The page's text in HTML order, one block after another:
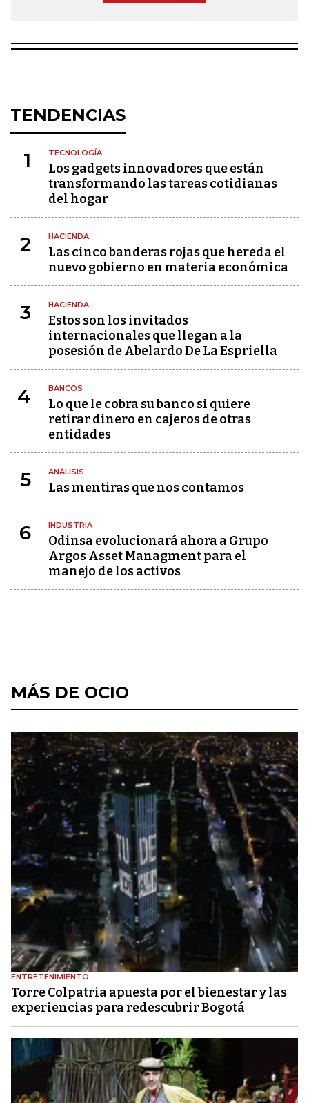
TENDENCIAS
1 TECNOLOGÍA
Los gadgets innovadores que están
transformando las tareas cotidianas
del hogar
2 HACIENDA
Las cinco banderas rojas que hereda el
nuevo gobierno en materia económica
3 HACIENDA
Estos son los invitados
internacionales que llegan a la
posesión de Abelardo De La Espriella
4 BANCOS
Lo que le cobra su banco si quiere
retirar dinero en cajeros de otras
entidades
5 ANÁLISIS
Las mentiras que nos contamos
6 INDUSTRIA
Odinsa evolucionará ahora a Grupo
Argos Asset Managment para el
manejo de los activos
MÁS DE OCIO
ENTRETENIMIENTO
Torre Colpatria apuesta por el bienestar y las
experiencias para redescubrir Bogotá